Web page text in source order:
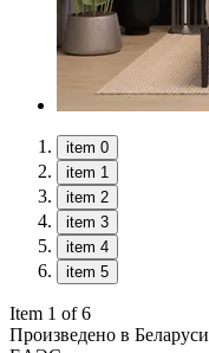
item 0
item 1
item 2
item 3
item 4
item 5
Item 1 of 6
Произведено в Беларуси